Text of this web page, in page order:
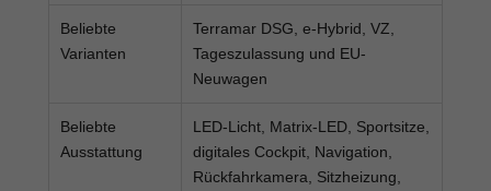
Beliebte
Varianten
Terramar DSG, e-Hybrid, VZ,
Tageszulassung und EU-
Neuwagen
Beliebte
Ausstattung
LED-Licht, Matrix-LED, Sportsitze,
digitales Cockpit, Navigation,
Rückfahrkamera, Sitzheizung,